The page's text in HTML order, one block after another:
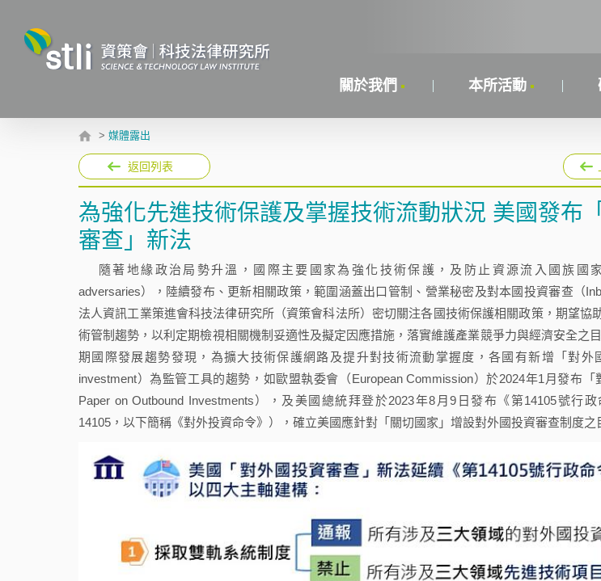
關於我們 本所活動
> 媒體露出
返回列表
為強化先進技術保護及掌握技術流動狀況 美國發布
審查」新法
隨著地緣政治局勢升溫，國際主要國家為強化技術保護，及防止資源流入國族國
adversaries），陸續發布、更新相關政策，範圍涵蓋出口管制、營業秘密及對本國投資審查（
法人資訊工業策進會科技法律研究所（資策會科法所）密切關注各國技術保護相關政策，期望協
術管制趨勢，以利定期檢視相關機制妥適性及擬定因應措施，落實維護產業競爭力與經濟安全之
期國際發展趨勢發現，為擴大技術保護網路及提升對技術流動掌握度，各國有新增「對外
investment）為監管工具的趨勢，如歐盟執委會（European Commission）於2024年1月發布
Paper on Outbound Investments），及美國總統拜登於2023年8月9日發布《第14105號行
14105，以下簡稱《對外投資命令》），確立美國應針對「關切國家」增設對外國投資審查制度之